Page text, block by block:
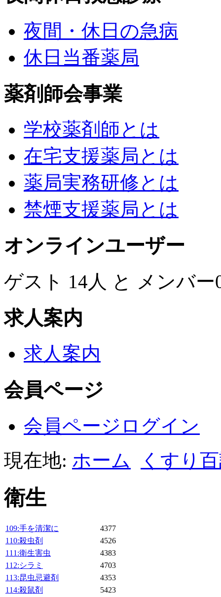
夜間・休日の急病
休日当番薬局
薬剤師会事業
学校薬剤師とは
在宅支援薬局とは
薬局実務研修とは
禁煙支援薬局とは
オンラインユーザー
ゲスト 14人 と メンバ
求人案内
求人案内
会員ページ
会員ページログイン
現在地: ホーム くすり
衛生
109:手を清潔に
4377
110:殺虫剤
4526
111:衛生害虫
4383
112:シラミ
4703
113:昆虫忌避剤
4353
114:殺鼠剤
5423